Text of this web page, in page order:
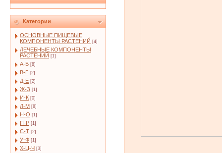
Категории
ОСНОВНЫЕ ПИЩЕВЫЕ
КОМПОНЕНТЫ РАСТЕНИЙ [4]
ЛЕЧЕБНЫЕ КОМПОНЕНТЫ
РАСТЕНИЙ [1]
А-Б [8]
В-Г [2]
Д-Е [2]
Ж-З [1]
И-К [0]
Л-М [8]
Н-О [1]
П-Р [1]
С-Т [2]
У-Ф [1]
Х-Ц-Ч [3]